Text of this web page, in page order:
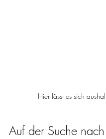
Hier lässt es sich
Auf der Suche